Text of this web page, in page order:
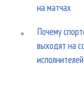
на матчах
Почему
выходят на
исполнителей